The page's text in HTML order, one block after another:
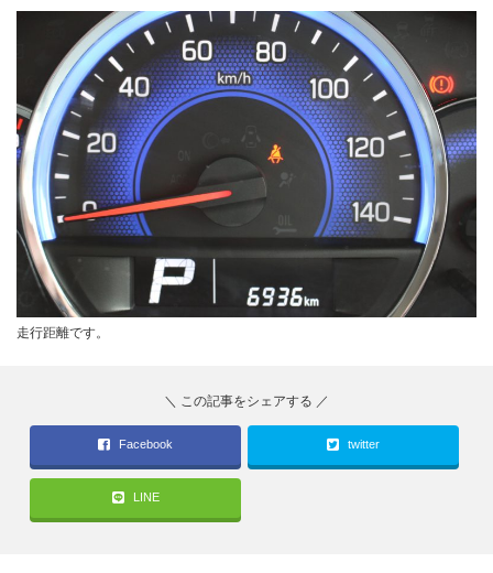
走行距離です。
Facebook twitter
LINE